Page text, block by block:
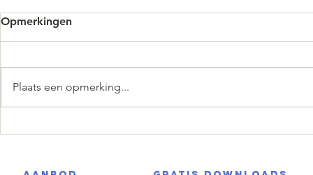
Opmerkingen
Plaats een opmerking...